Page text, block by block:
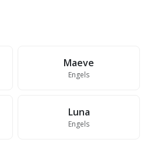
Maeve
Engels
Luna
Engels